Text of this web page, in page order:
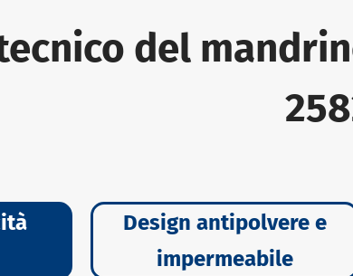
del
Design antipolvere e
impermeabile